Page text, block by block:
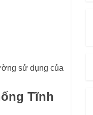
sử dụng của
Tĩnh